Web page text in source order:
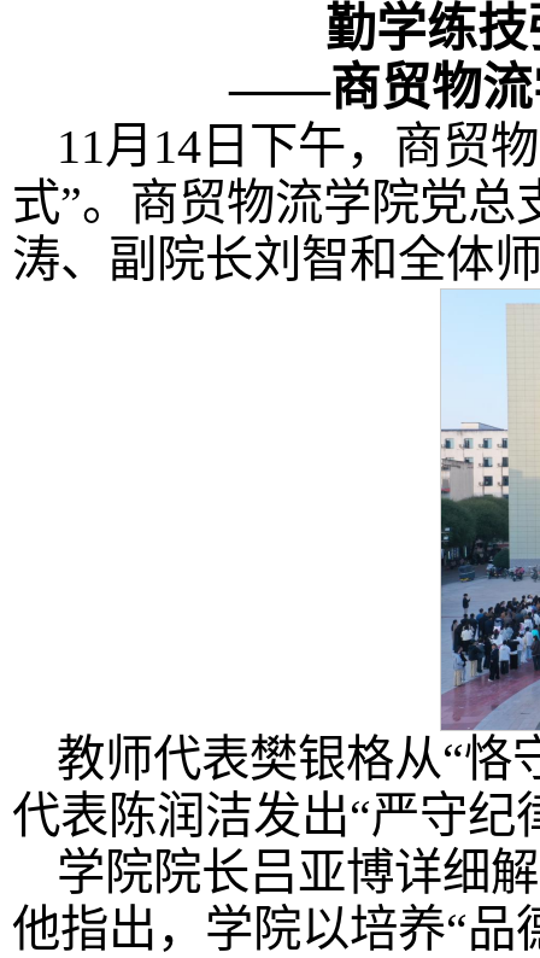
勤学练技
——商贸物流学院
11月14日下午，商贸
式”。商贸物流学院党
涛、副院长刘智和全体
教师代表樊银格从“恪
代表陈润洁发出“严守纪
学院院长吕亚博详细
他指出，学院以培养“品